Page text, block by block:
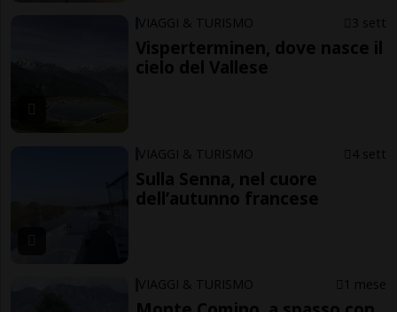
VIAGGI & TURISMO 3 sett
Visperterminen, dove nasce il
cielo del Vallese
VIAGGI & TURISMO 4 sett
Sulla Senna, nel cuore
dell’autunno francese
VIAGGI & TURISMO 1 mese